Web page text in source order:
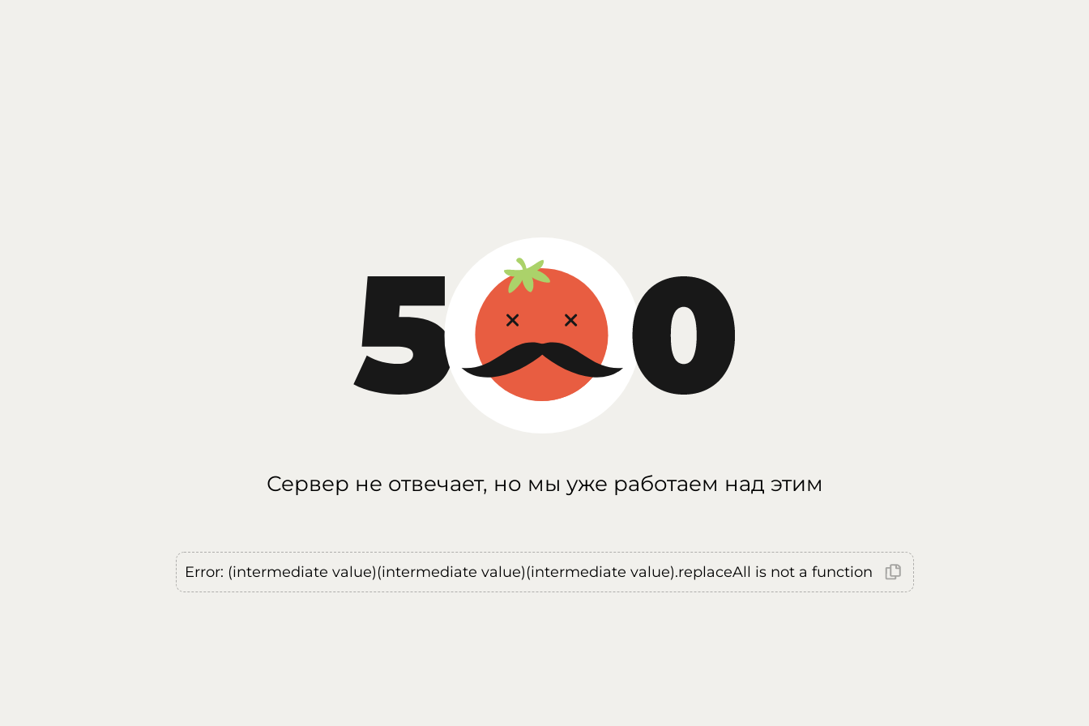
Сервер не отвечает, но мы уже работаем над этим
Error: (intermediate value)(intermediate value)(intermediate value).replaceAll is not a function